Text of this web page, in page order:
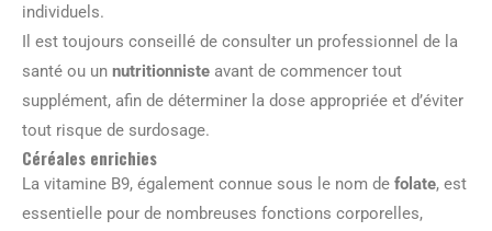
individuels.
Il est toujours conseillé de consulter un professionnel de la
santé ou un nutritionniste avant de commencer tout
supplément, afin de déterminer la dose appropriée et d’éviter
tout risque de surdosage.
Céréales enrichies
La vitamine B9, également connue sous le nom de folate, est
essentielle pour de nombreuses fonctions corporelles,